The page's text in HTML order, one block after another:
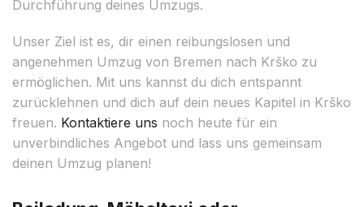
Durchführung deines Umzugs.
Unser Ziel ist es, dir einen reibungslosen und
angenehmen Umzug von Bremen nach Krško zu
ermöglichen. Mit uns kannst du dich entspannt
zurücklehnen und dich auf dein neues Kapitel in Krško
freuen. Kontaktiere uns noch heute für ein
unverbindliches Angebot und lass uns gemeinsam
deinen Umzug planen!